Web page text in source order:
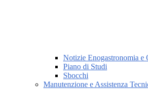
Notizie Enogastronomia e
Piano di Studi
Sbocchi
Manutenzione e Assistenza